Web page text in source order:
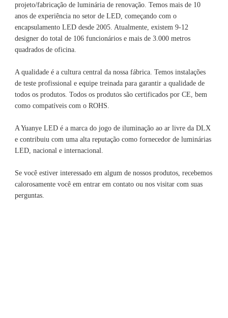
projeto/fabricação de luminária de renovação. Temos mais de 10
anos de experiência no setor de LED, começando com o
encapsulamento LED desde 2005. Atualmente, existem 9-12
designer do total de 106 funcionários e mais de 3.000 metros
A qualidade é a cultura central da nossa fábrica. Temos instalações
de teste profissional e equipe treinada para garantir a qualidade de
todos os produtos. Todos os produtos são certificados por CE, bem
A Yuanye LED é a marca do jogo de iluminação ao ar livre da DLX
e contribuiu com uma alta reputação como fornecedor de luminárias
Se você estiver interessado em algum de nossos produtos, recebemos
calorosamente você em entrar em contato ou nos visitar com suas